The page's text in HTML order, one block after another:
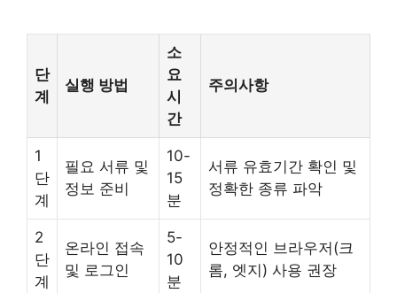
단
계
실행 방법
소
요
시
간
주의사항
1
단
계
필요 서류 및
정보 준비
10-
15
분
서류 유효기간 확인 및
정확한 종류 파악
2
단
계
온라인 접속
및 로그인
5-
10
분
안정적인 브라우저(크
롬, 엣지) 사용 권장